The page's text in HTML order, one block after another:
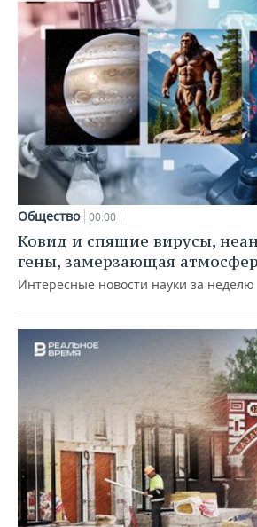
Общество 00:00
Ковид и спящие вирусы,
гены, замерзающая
Интересные новости науки за неделю